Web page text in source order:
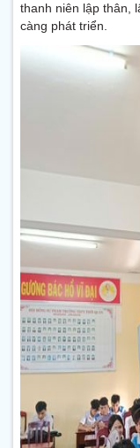
thanh niên lập thân,
càng phát triển.